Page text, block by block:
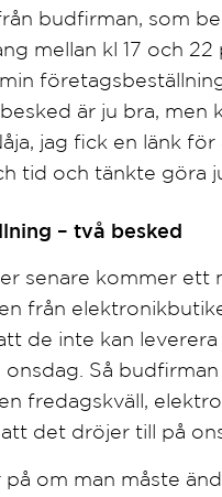
budfirman, som
mellan kl 17 och 22
är ju bra, men
jag fick en länk för
tid och tänkte göra
– två besked
senare kommer ett
från
de inte kan
onsdag. Så
fredagskväll,
det dröjer till på
på om man måste